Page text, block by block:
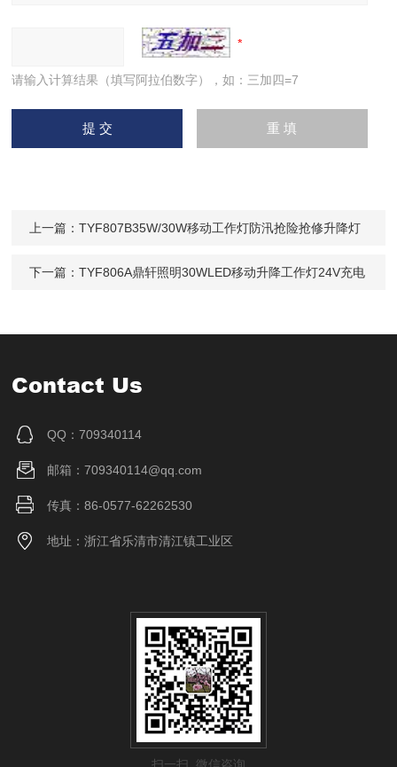
请输入计算结果（填写阿拉伯数字），如：三加四=7
上一篇：TYF807B35W/30W移动工作灯防汛抢险抢修升降灯
下一篇：TYF806A鼎轩照明30WLED移动升降工作灯24V充电
Contact Us
QQ：709340114
邮箱：709340114@qq.com
传真：86-0577-62262530
地址：浙江省乐清市清江镇工业区